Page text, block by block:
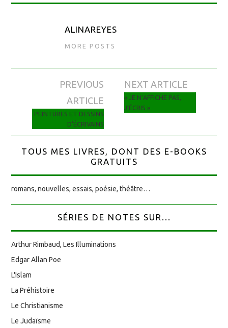
ALINAREYES
MORE POSTS
Navigation des articles
PREVIOUS
ARTICLE
PEINTURES ET DESSINS
D’ÉCRIVAINS
NEXT ARTICLE
« JE N’AFFICHE PAS,
J’ÉCRIS »
TOUS MES LIVRES, DONT DES E-BOOKS
GRATUITS
romans, nouvelles, essais, poésie, théâtre…
SÉRIES DE NOTES SUR...
Arthur Rimbaud, Les Illuminations
Edgar Allan Poe
L'Islam
La Préhistoire
Le Christianisme
Le Judaïsme